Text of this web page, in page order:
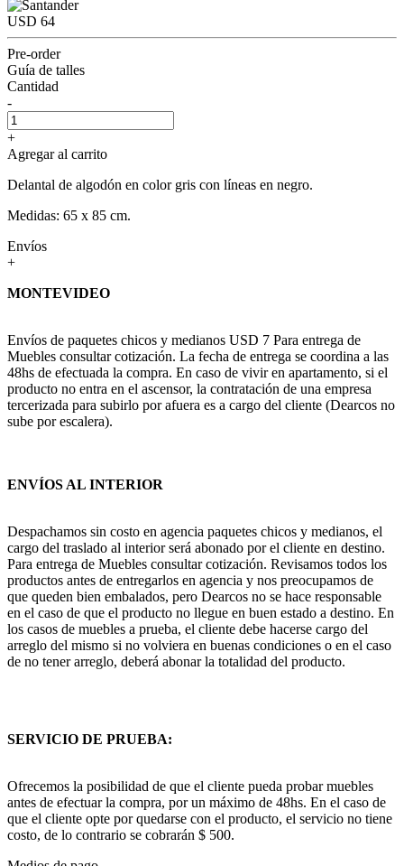
USD 64
Pre-order
Guía de talles
Cantidad
-
+
Agregar al carrito
Delantal de algodón en color gris con líneas en negro.
Medidas: 65 x 85 cm.
Envíos
+
MONTEVIDEO
Envíos de paquetes chicos y medianos USD 7 Para entrega de
Muebles consultar cotización. La fecha de entrega se coordina a las
48hs de efectuada la compra. En caso de vivir en apartamento, si el
producto no entra en el ascensor, la contratación de una empresa
tercerizada para subirlo por afuera es a cargo del cliente (Dearcos no
sube por escalera).
ENVÍOS AL INTERIOR
Despachamos sin costo en agencia paquetes chicos y medianos, el
cargo del traslado al interior será abonado por el cliente en destino.
Para entrega de Muebles consultar cotización. Revisamos todos los
productos antes de entregarlos en agencia y nos preocupamos de
que queden bien embalados, pero Dearcos no se hace responsable
en el caso de que el producto no llegue en buen estado a destino. En
los casos de muebles a prueba, el cliente debe hacerse cargo del
arreglo del mismo si no volviera en buenas condiciones o en el caso
de no tener arreglo, deberá abonar la totalidad del producto.
SERVICIO DE PRUEBA:
Ofrecemos la posibilidad de que el cliente pueda probar muebles
antes de efectuar la compra, por un máximo de 48hs. En el caso de
que el cliente opte por quedarse con el producto, el servicio no tiene
costo, de lo contrario se cobrarán $ 500.